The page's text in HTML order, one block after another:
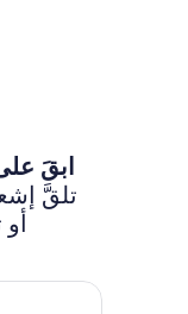
ابقَ
تلقَّ